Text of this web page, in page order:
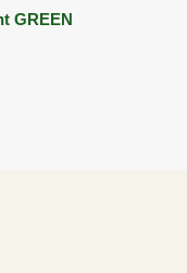
GREEN